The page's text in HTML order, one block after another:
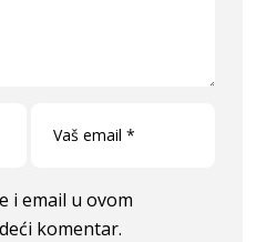
i email u ovom
komentar.